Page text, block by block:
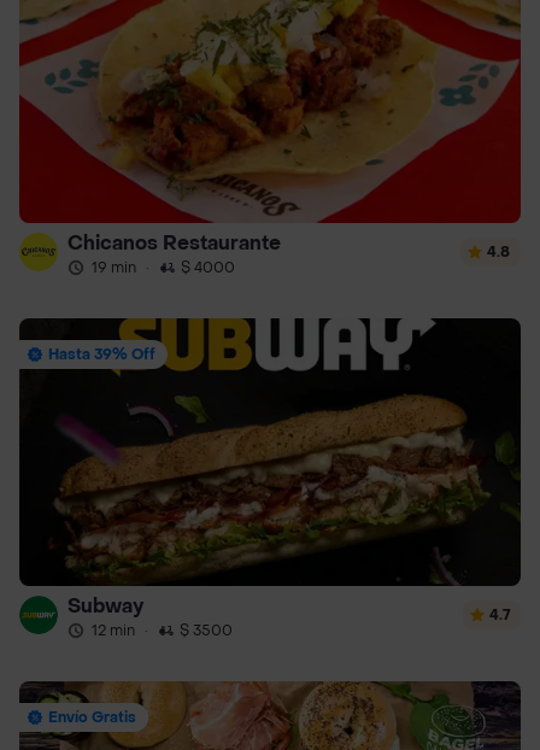
Chicanos Restaurante
19 min · $ 4000
4.8
Hasta 39% Off
Subway
12 min · $ 3500
4.7
Envío Gratis